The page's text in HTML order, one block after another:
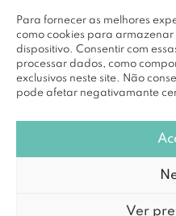
Para fornecer as melhores
como cookies para
dispositivo. Consentir com
processar dados, como
exclusivos neste site. Não
pode afetar negativamante
Ver
© Copyright 2026 RBF